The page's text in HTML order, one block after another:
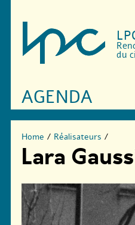
du
AGENDA
Home / Réalisateurs /
Lara